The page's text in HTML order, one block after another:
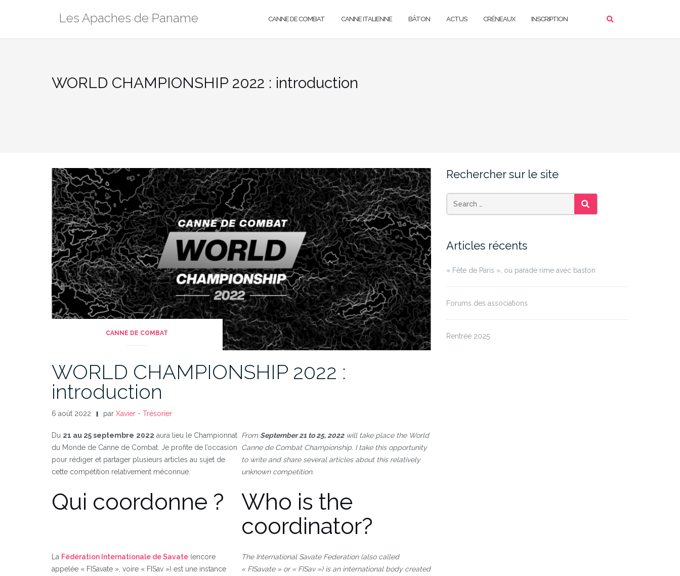
Les Apaches de Paname CANNE DE COMBAT CANNE ITALIENNE BÂTON ACTUS CRÉNEAUX INSCRIPTION
WORLD CHAMPIONSHIP 2022 : introduction
CANNE DE COMBAT
WORLD CHAMPIONSHIP 2022 :
introduction
6 août 2022 par Xavier - Trésorier
Du 21 au 25 septembre 2022 aura lieu le Championnat
du Monde de Canne de Combat. Je profite de l’occasion
pour rédiger et partager plusieurs articles au sujet de
cette compétition relativement méconnue.
From September 21 to 25, 2022will take place the World
Canne de Combat Championship. I take this opportunity
to write and share several articles about this relatively
unknown competition.
Qui coordonne ?
Who is the
coordinator?
La Fédération Internationale de Savate (encore
appelée « FISavate », voire « FISav ») est une instance
The International Savate Federation (also called
« FISavate » or « FISav ») is an international body created
Rechercher sur le site
SEARCH
Articles récents
« Fête de Paris », où parade rime avec baston
Forums des associations
Rentrée 2025